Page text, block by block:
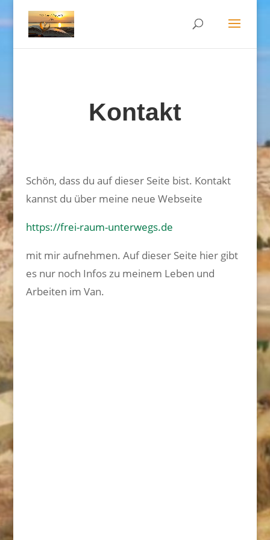
Kontakt
Schön, dass du auf dieser Seite bist. Kontakt
kannst du über meine neue Webseite
https://frei-raum-unterwegs.de
mit mir aufnehmen. Auf dieser Seite hier gibt
es nur noch Infos zu meinem Leben und
Arbeiten im Van.